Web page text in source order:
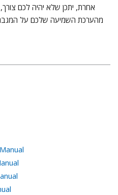
אחרת, יתכן שלא יהיה לכם
מהערכת השמיעה שלכם על המגבר,